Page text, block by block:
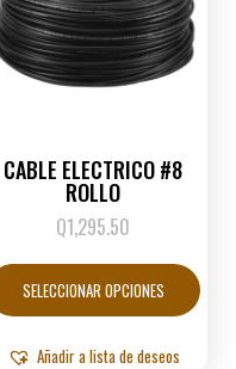
CABLE ELECTRICO #8
ROLLO
Q1,295.50
SELECCIONAR OPCIONES
tiene
Añadir a lista de deseos